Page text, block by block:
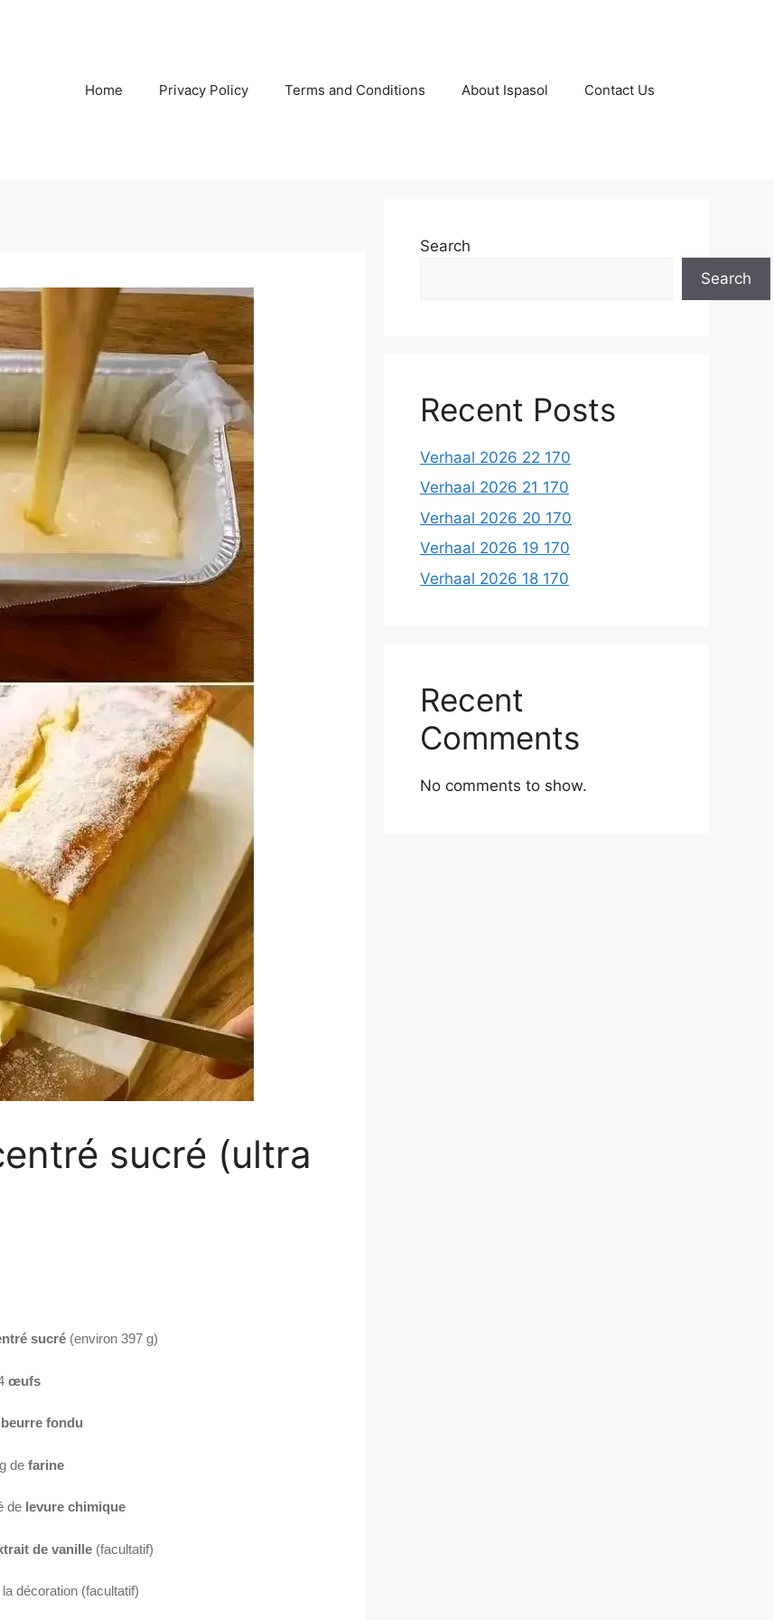
Home Privacy Policy Terms and Conditions About Ispasol Contact Us
sucré (ultra
sucré(environ 397 g)
œufs
beurre fondu
de farine
de levure chimique
de vanille (facultatif)
décoration (facultatif)
Search
Search
Recent Posts
Verhaal 2026 22 170
Verhaal 2026 21 170
Verhaal 2026 20 170
Verhaal 2026 19 170
Verhaal 2026 18 170
Recent
Comments
No comments to show.